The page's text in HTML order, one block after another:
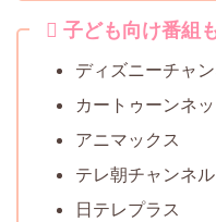
子ども向け番組
ディズニーチャ
カートゥーンネ
アニマックス
テレ朝チャンネル
日テレプラス